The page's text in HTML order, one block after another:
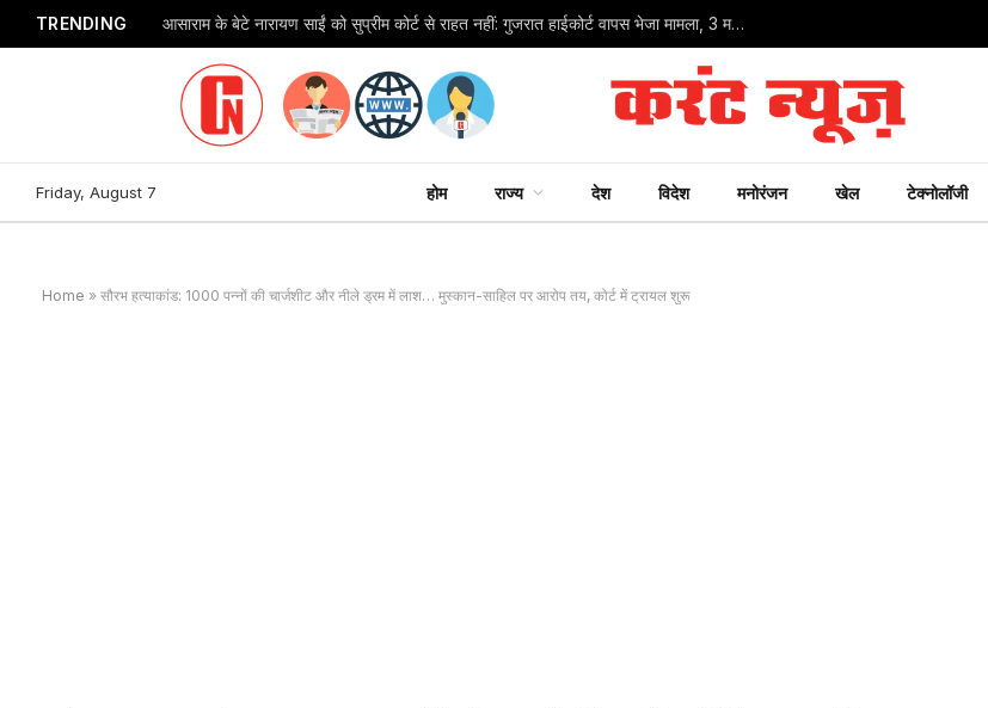
TRENDING आसाराम के बेटे नारायण साईं को सुप्रीम कोर्ट से राहत नहीं: गुजरात हाईकोर्ट वापस भेजा मामला, 3 महीने में फैसले का निर्देश
Friday, August 7 होम राज्य देश विदेश मनोरंजन खेल टेक्नोलॉजी
Home » सौरभ हत्याकांड: 1000 पन्नों की चार्जशीट और नीले ड्रम में लाश… मुस्कान-साहिल पर आरोप तय, कोर्ट में ट्रायल शुरू